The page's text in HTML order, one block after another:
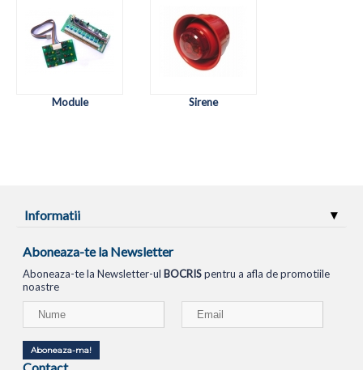
Module Sirene
Informatii
Aboneaza-te la Newsletter
Aboneaza-te la Newsletter-ul BOCRISpentru a afla de promotiile
noastre
Aboneaza-ma!